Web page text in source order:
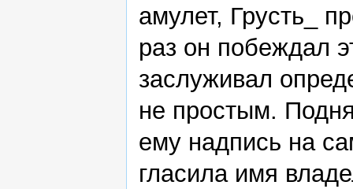
амулет, Грусть_
раз он побеждал
заслуживал
не простым.
ему надпись на
гласила имя